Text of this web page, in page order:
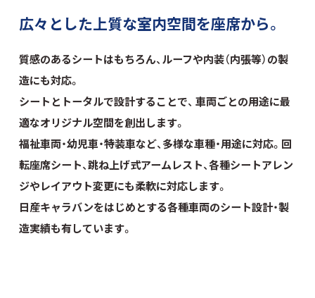
広々とした上質な室内空間を座席から。
質感のあるシートはもちろん、 ルーフや内装（内張等）の製
造にも対応。
シートとトータルで設計することで、 車両ごとの用途に最
適なオリジナル空間を創出します。
福祉車両・幼児車・特装車など、多様な車種・用途に対応。 回
転座席シート、跳ね上げ式アームレスト、各種シートアレン
ジやレイアウト変更にも柔軟に対応します。
日産キャラバンをはじめとする各種車両のシート設計・製
造実績も有しています。